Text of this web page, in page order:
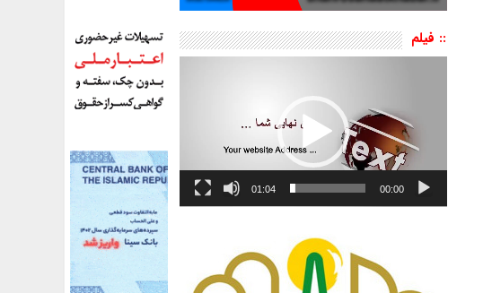
:: فیلم
نمایشگر
00:00
01:04